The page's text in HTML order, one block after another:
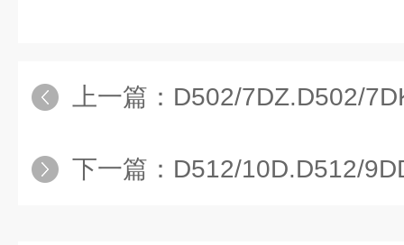
上一篇： D502/7DZ.D502/7DKD502/
下一篇： D512/10D.D512/9DD512/